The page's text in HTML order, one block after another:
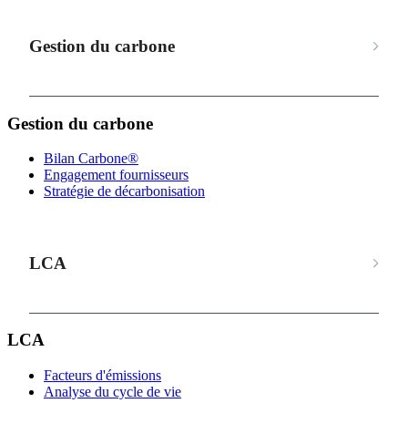
Gestion du carbone
Gestion du carbone
Bilan Carbone®
Engagement fournisseurs
Stratégie de décarbonisation
LCA
LCA
Facteurs d'émissions
Analyse du cycle de vie